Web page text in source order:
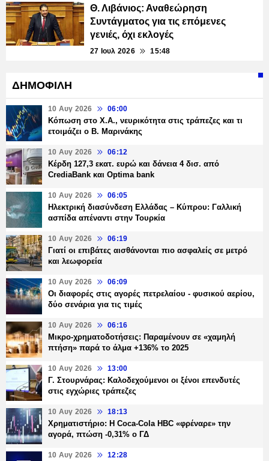
Θ. Λιβάνιος: Αναθεώρηση
Συντάγματος για τις επόμενες
γενιές, όχι εκλογές
27 Ιουλ 2026 15:48
ΔΗΜΟΦΙΛΗ
10 Αυγ 2026 06:00
Κόπωση στο Χ.Α., νευρικότητα στις τράπεζες και τι
ετοιμάζει ο Β. Μαρινάκης
10 Αυγ 2026 06:12
Κέρδη 127,3 εκατ. ευρώ και δάνεια 4 δισ. από
CrediaBank και Optima bank
10 Αυγ 2026 06:05
Ηλεκτρική διασύνδεση Ελλάδας – Κύπρου: Γαλλική
ασπίδα απέναντι στην Τουρκία
10 Αυγ 2026 06:19
Γιατί οι επιβάτες αισθάνονται πιο ασφαλείς σε μετρό
και λεωφορεία
10 Αυγ 2026 06:09
Οι διαφορές στις αγορές πετρελαίου - φυσικού αερίου,
δύο σενάρια για τις τιμές
10 Αυγ 2026 06:16
Μικρο-χρηματοδοτήσεις: Παραμένουν σε «χαμηλή
πτήση» παρά το άλμα +136% το 2025
10 Αυγ 2026 13:00
Γ. Στουρνάρας: Καλοδεχούμενοι οι ξένοι επενδυτές
στις εγχώριες τράπεζες
10 Αυγ 2026 18:13
Χρηματιστήριο: Η Coca-Cola ΗBC «φρέναρε» την
αγορά, πτώση -0,31% ο ΓΔ
10 Αυγ 2026 12:28